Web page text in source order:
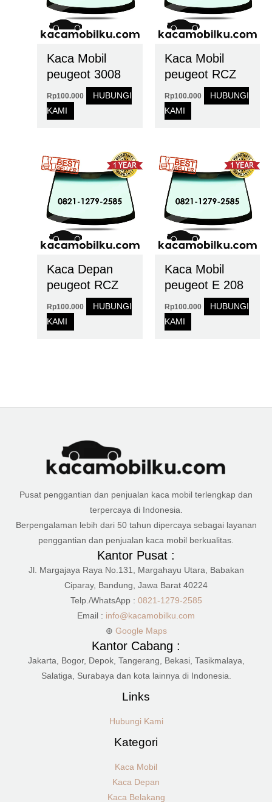
Kaca Mobil
peugeot 3008
Rp100.000
HUBUNGI
KAMI
Kaca Mobil
peugeot RCZ
Rp100.000
HUBUNGI
KAMI
Kaca Depan
peugeot RCZ
Rp100.000
HUBUNGI
KAMI
Kaca Mobil
peugeot E 208
Rp100.000
HUBUNGI
KAMI
Pusat penggantian dan penjualan kaca mobil terlengkap dan
terpercaya di Indonesia.
Berpengalaman lebih dari 50 tahun dipercaya sebagai layanan
penggantian dan penjualan kaca mobil berkualitas.
Kantor Pusat :
Jl. Margajaya Raya No.131, Margahayu Utara, Babakan
Ciparay, Bandung, Jawa Barat 40224
Telp./WhatsApp : 0821-1279-2585
Email : info@kacamobilku.com
⊕ Google Maps
Kantor Cabang :
Jakarta, Bogor, Depok, Tangerang, Bekasi, Tasikmalaya,
Salatiga, Surabaya dan kota lainnya di Indonesia.
Links
Hubungi Kami
Kategori
Kaca Mobil
Kaca Depan
Kaca Belakang